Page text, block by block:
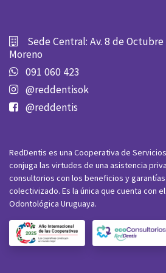
Sede Central: Av. 8 de Octubre
Moreno
091 060 423
@reddentisok
@reddentis
RedDentis es una Cooperativa de
conjuga las virtudes de una asistencia
consultorios con los beneficios y
colectivizado. Es la única que cuenta con
Odontológica Uruguaya.